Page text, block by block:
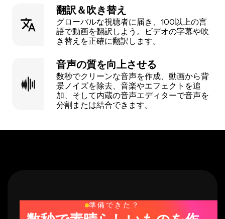
翻訳＆吹き替え
グローバルな視聴者に届き、100以上の言
語で動画を翻訳しよう。ビデオの字幕や吹
き替えを正確に翻訳します。
音声の質を向上させる
数秒でクリーンな音声を作成、動画から背
景ノイズを除去、音楽やエフェクトを追
加、そして内蔵の音声エディターで音声を
分割または結合できます。
準備できた？